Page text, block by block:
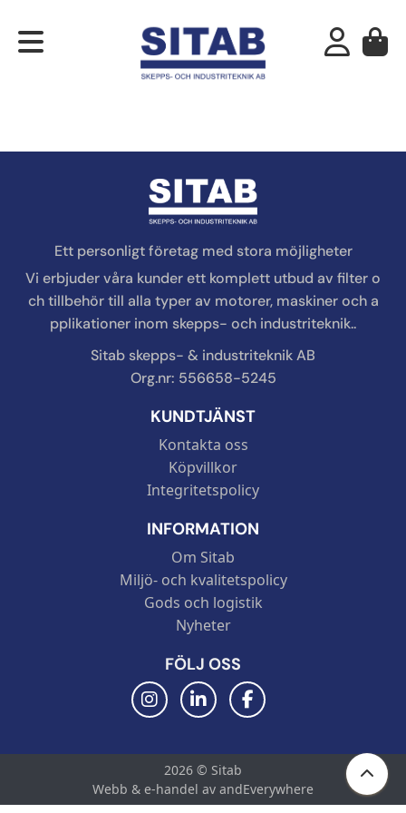
Ett personligt företag med stora möjligheter
Vi erbjuder våra kunder ett komplett utbud av filter o
ch tillbehör till alla typer av motorer, maskiner och a
pplikationer inom skepps- och industriteknik..
Sitab skepps- & industriteknik AB
Org.nr: 556658-5245
KUNDTJÄNST
Kontakta oss
Köpvillkor
Integritetspolicy
INFORMATION
Om Sitab
Miljö- och kvalitetspolicy
Gods och logistik
Nyheter
FÖLJ OSS
2026 © Sitab
Webb & e-handel av andEverywhere